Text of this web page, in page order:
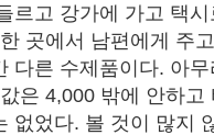
르고 강가에 가고 택
곳에서 남편에게 주
다른 수제품이다. 아
은 4,000 밖에 안하고
없었다. 볼 것이 많지